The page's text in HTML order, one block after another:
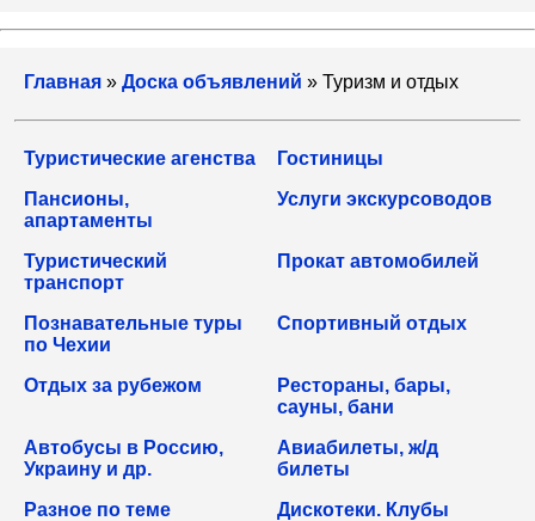
Главная » Доска объявлений » Туризм и отдых
Туристические агенства
Гостиницы
Пансионы,
апартаменты
Услуги экскурсоводов
Туристический
транспорт
Прокат автомобилей
Познавательные туры
по Чехии
Спортивный отдых
Отдых за рубежом
Рестораны, бары,
сауны, бани
Автобусы в Россию,
Украину и др.
Авиабилеты, ж/д
билеты
Разное по теме
Дискотеки. Клубы